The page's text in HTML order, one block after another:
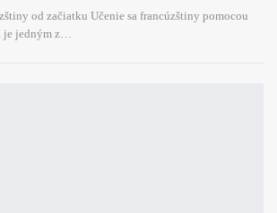
od začiatku Učenie sa francúzštiny pomocou
je jedným z…